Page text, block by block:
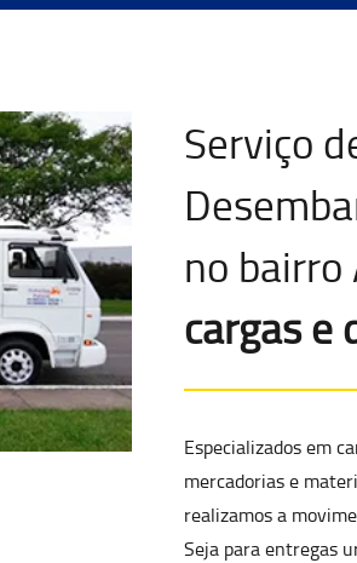
Serviço
no bairro
cargas e
Especializados em
mercadorias e
realizamos a
Seja para entregas